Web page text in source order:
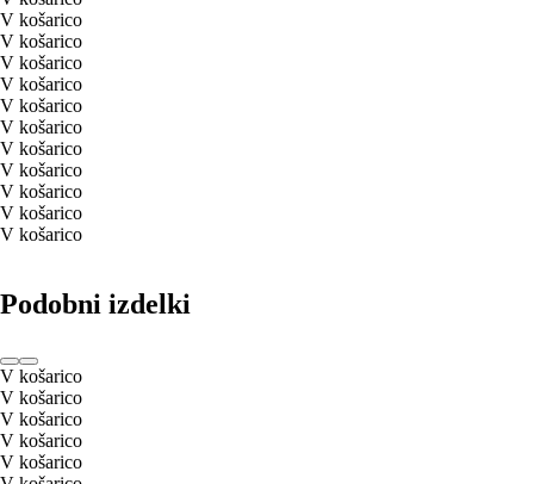
V košarico
V košarico
V košarico
V košarico
V košarico
V košarico
V košarico
V košarico
V košarico
V košarico
V košarico
Podobni izdelki
V košarico
V košarico
V košarico
V košarico
V košarico